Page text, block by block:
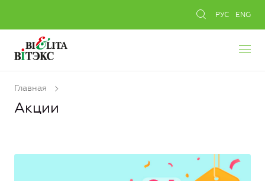
РУС ENG
Главная
Акции